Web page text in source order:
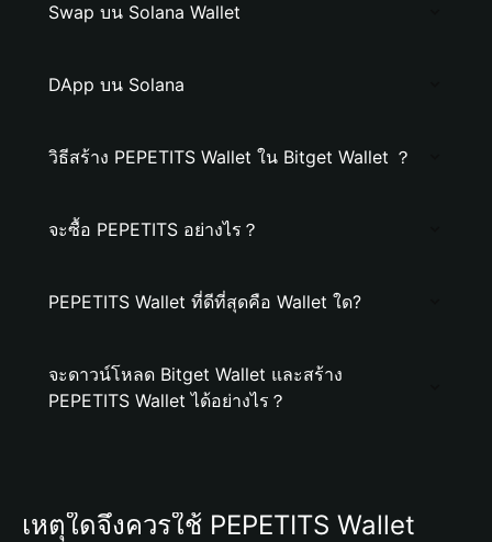
Swap บน Solana Wallet
DApp บน Solana
วิธีสร้าง PEPETITS Wallet ใน Bitget Wallet ？
จะซื้อ PEPETITS อย่างไร？
PEPETITS Wallet ที่ดีที่สุดคือ Wallet ใด?
จะดาวน์โหลด Bitget Wallet และสร้าง
PEPETITS Wallet ได้อย่างไร？
เหตุใดจึงควรใช้ PEPETITS Wallet